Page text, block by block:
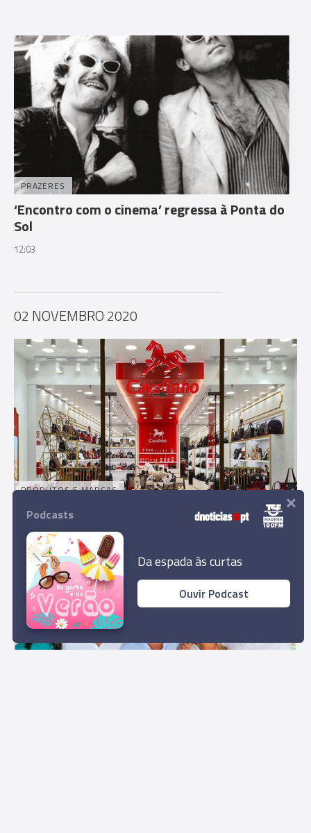
PRAZERES
‘Encontro com o cinema’ regressa à Ponta do
Sol
12:03
02 NOVEMBRO 2020
PRODUTOS E MARCAS
Nova loja da Cavalinho no MadeiraShopping
12:11
Podcasts
Da espada às curtas
Ouvir Podcast
×